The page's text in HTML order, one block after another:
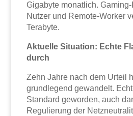
Gigabyte monatlich.
Nutzer und Remote-Worker
Terabyte.
Aktuelle Situation: Echte
durch
Zehn Jahre nach dem Urteil
grundlegend gewandelt.
Standard geworden, auch
Regulierung der